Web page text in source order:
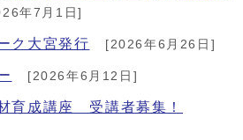
年7月1日]
ク大宮発行 [2026年6月26日]
[2026年6月12日]
育成講座 受講者募集！